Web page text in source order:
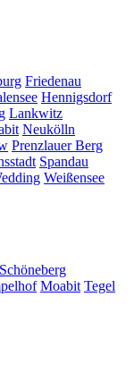
Friedenau
Hennigsdorf
Lankwitz
Neukölln
Prenzlauer Berg
Spandau
Weißensee
Schöneberg
Moabit Tegel